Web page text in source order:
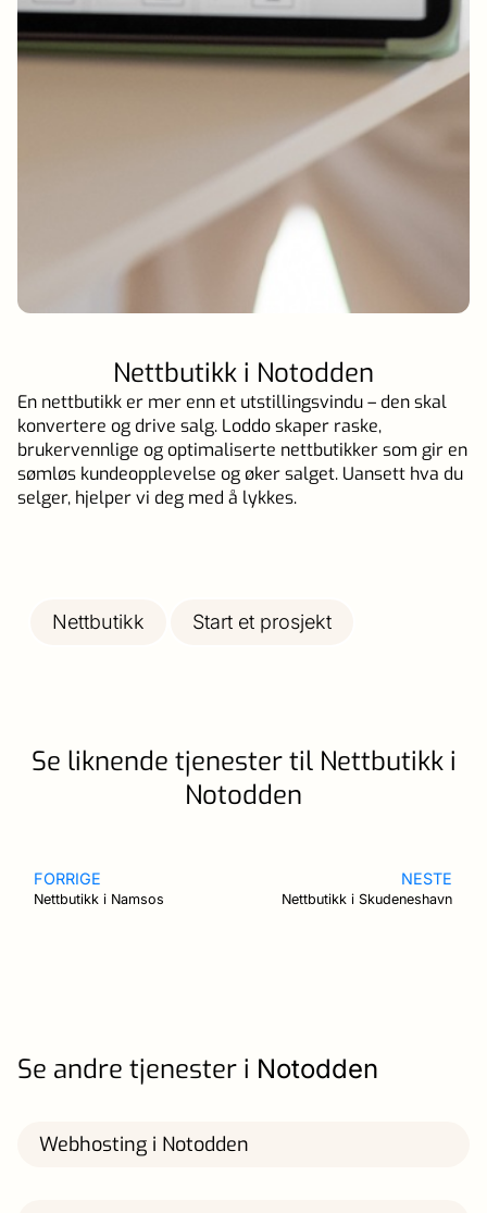
Nettbutikk i Notodden
En nettbutikk er mer enn et utstillingsvindu – den skal
konvertere og drive salg. Loddo skaper raske,
brukervennlige og optimaliserte nettbutikker som gir en
sømløs kundeopplevelse og øker salget. Uansett hva du
selger, hjelper vi deg med å lykkes.
Nettbutikk Start et prosjekt
Se liknende tjenester til Nettbutikk i
Notodden
FORRIGE
Nettbutikk i Namsos
NESTE
Nettbutikk i Skudeneshavn
Se andre tjenester i Notodden
Webhosting i Notodden